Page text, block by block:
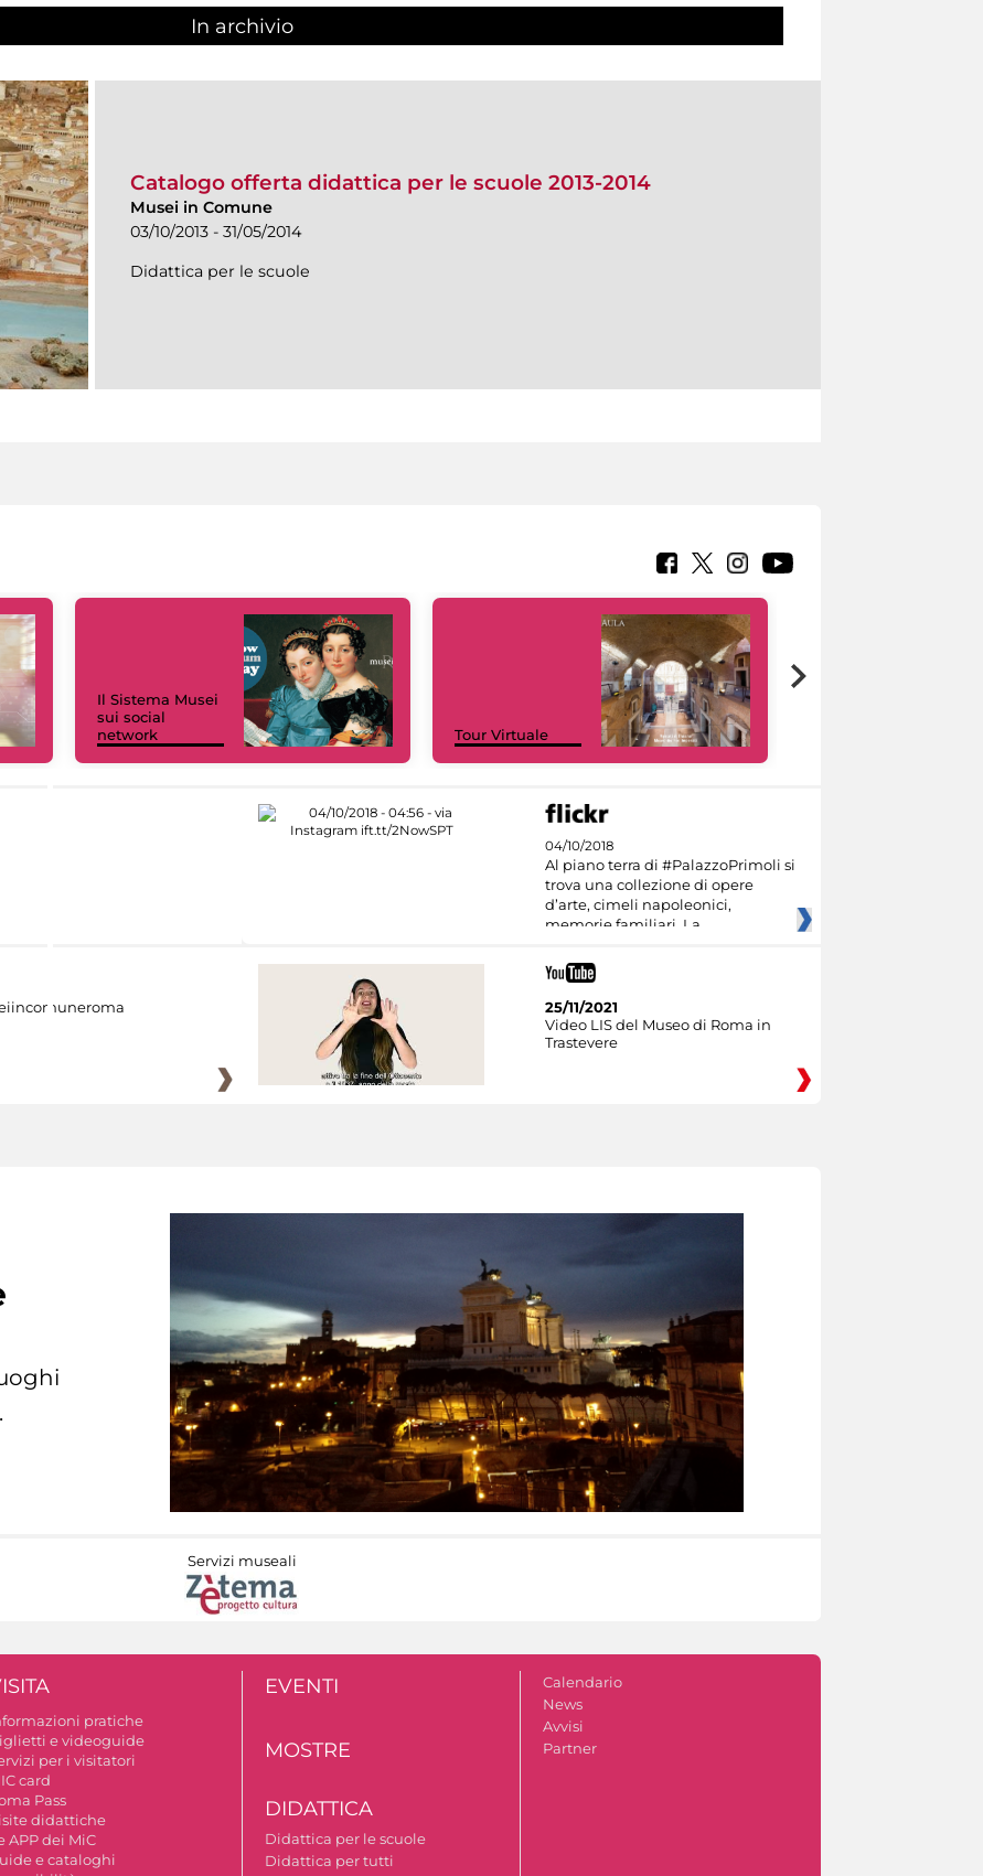
In archivio
Catalogo offerta didattica per le scuole 2013-2014
Musei in Comune
03/10/2013 - 31/05/2014
Didattica per le scuole
Il Sistema Musei
sui social
network
Tour Virtuale
04/10/2018
Al piano terra di #PalazzoPrimoli si
trova una collezione di opere
d’arte, cimeli napoleonici,
memorie familiari. La
25/11/2021
Video LIS del Museo di Roma in
Trastevere
Servizi museali
pratiche
e videoguide
per i visitatori
card
Pass
didattiche
APP dei MiC
e cataloghi
EVENTI
MOSTRE
DIDATTICA
Didattica per le scuole
Didattica per tutti
Calendario
News
Avvisi
Partner